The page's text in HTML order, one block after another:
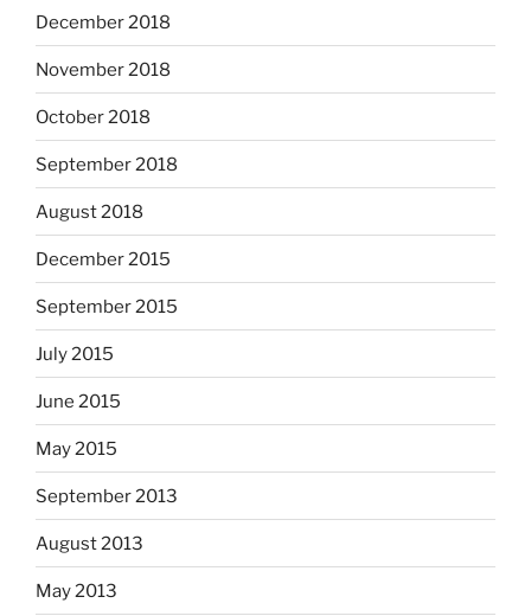
December 2018
November 2018
October 2018
September 2018
August 2018
December 2015
September 2015
July 2015
June 2015
May 2015
September 2013
August 2013
May 2013